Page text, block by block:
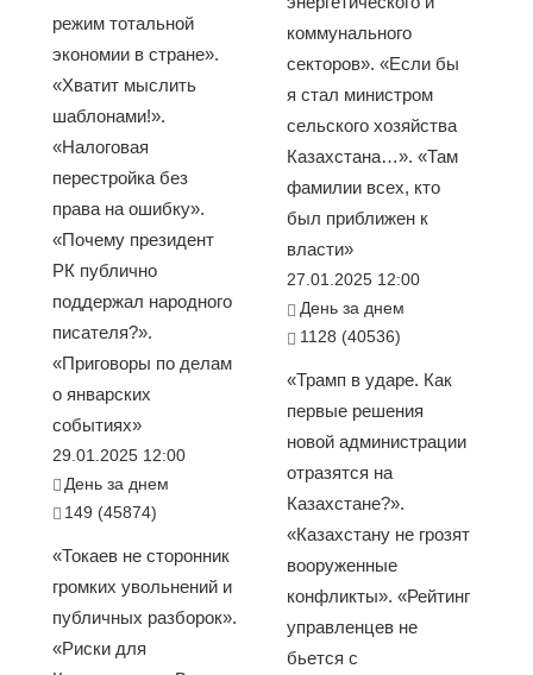
режим тотальной
экономии в стране».
«Хватит мыслить
шаблонами!».
«Налоговая
перестройка без
права на ошибку».
«Почему президент
РК публично
поддержал народного
писателя?».
«Приговоры по делам
о январских
событиях»
29.01.2025 12:00
День за днем
149 (45874)
«Токаев не сторонник
громких увольнений и
публичных разборок».
«Риски для
коммунального
секторов». «Если бы
я стал министром
сельского хозяйства
Казахстана…». «Там
фамилии всех, кто
был приближен к
власти»
27.01.2025 12:00
День за днем
1128 (40536)
«Трамп в ударе. Как
первые решения
новой администрации
отразятся на
Казахстане?».
«Казахстану не грозят
вооруженные
конфликты». «Рейтинг
управленцев не
бьется с